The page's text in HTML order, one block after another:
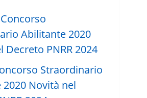
Straordinario
Novità nel